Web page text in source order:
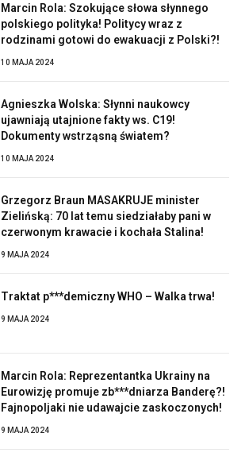
Marcin Rola: Szokujące słowa słynnego
polskiego polityka! Politycy wraz z
rodzinami gotowi do ewakuacji z Polski?!
10 MAJA 2024
Agnieszka Wolska: Słynni naukowcy
ujawniają utajnione fakty ws. C19!
Dokumenty wstrząsną światem?
10 MAJA 2024
Grzegorz Braun MASAKRUJE minister
Zielińską: 70 lat temu siedziałaby pani w
czerwonym krawacie i kochała Stalina!
9 MAJA 2024
Traktat p***demiczny WHO – Walka trwa!
9 MAJA 2024
Marcin Rola: Reprezentantka Ukrainy na
Eurowizję promuje zb***dniarza Banderę?!
Fajnopoljaki nie udawajcie zaskoczonych!
9 MAJA 2024